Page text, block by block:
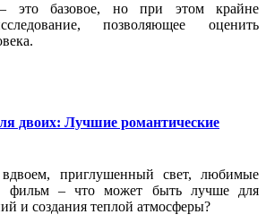
это базовое, но при этом крайне
позволяющее оценить
двоих: Лучшие романтические
приглушенный свет, любимые
фильм – что может быть лучше для
и создания теплой атмосферы?